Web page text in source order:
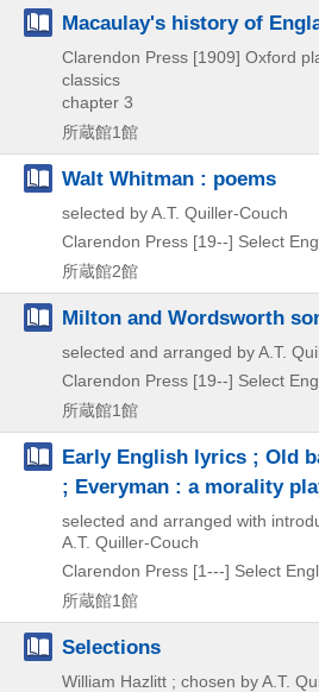
Macaulay's history of
Clarendon Press [1909] Oxford
classics
chapter 3
所蔵館1館
Walt Whitman : poems
selected by A.T. Quiller-Couch
Clarendon Press [19--] Select
所蔵館2館
Milton and Wordsworth
selected and arranged by A.T.
Clarendon Press [19--] Select
所蔵館1館
Early English lyrics ; Old
; Everyman : a morality
selected and arranged with
A.T. Quiller-Couch
Clarendon Press [1---] Select
所蔵館1館
Selections
William Hazlitt ; chosen by A.T.